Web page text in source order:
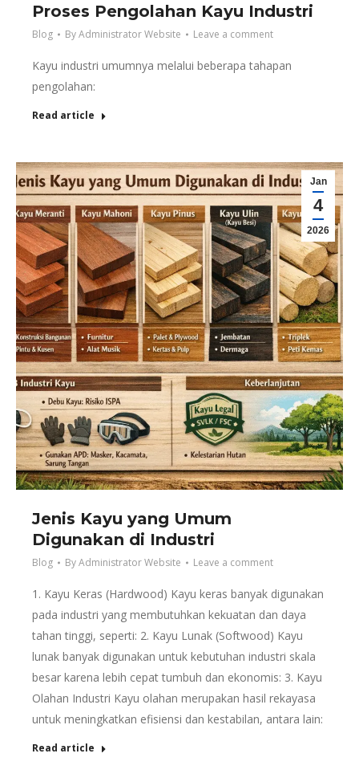
Proses Pengolahan Kayu Industri
Blog ByAdministrator Website Leave a comment
Kayu industri umumnya melalui beberapa tahapan
pengolahan:
Read article
Jan
4
2026
Jenis Kayu yang Umum
Digunakan di Industri
Blog ByAdministrator Website Leave a comment
1. Kayu Keras (Hardwood) Kayu keras banyak digunakan
pada industri yang membutuhkan kekuatan dan daya
tahan tinggi, seperti: 2. Kayu Lunak (Softwood) Kayu
lunak banyak digunakan untuk kebutuhan industri skala
besar karena lebih cepat tumbuh dan ekonomis: 3. Kayu
Olahan Industri Kayu olahan merupakan hasil rekayasa
untuk meningkatkan efisiensi dan kestabilan, antara lain:
Read article